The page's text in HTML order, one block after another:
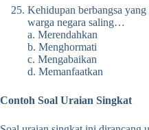
Kehidupan berbangsa
warga negara saling…
a. Merendahkan
b. Menghormati
c. Mengabaikan
d. Memanfaatkan
Contoh Soal Uraian Singkat